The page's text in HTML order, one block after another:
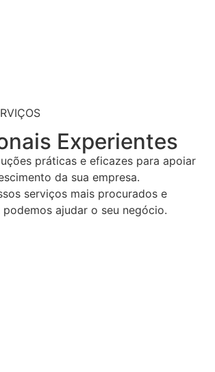
Experientes
práticas e eficazes para apoiar
da sua empresa.
serviços mais procurados e
ajudar o seu negócio.